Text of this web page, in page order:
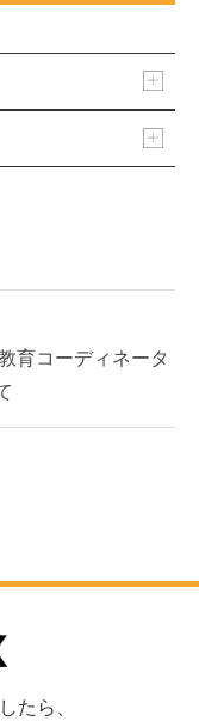
育コーディネータ
たら、